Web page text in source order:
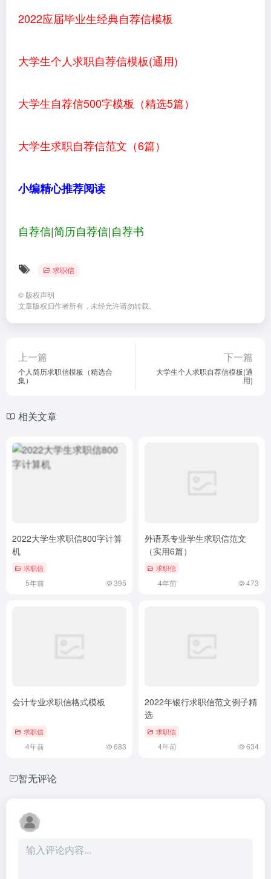
2022应届毕业生经典自荐信模板
大学生个人求职自荐信模板(通用)
大学生自荐信500字模板（精选5篇）
大学生求职自荐信范文（6篇）
小编精心推荐阅读
自荐信|简历自荐信|自荐书
求职信
© 版权声明
文章版权归作者所有，未经允许请勿转载。
上一篇
个人简历求职信模板（精选合
集）
下一篇
大学生个人求职自荐信模板(通
用)
相关文章
2022大学生求职信800字计算
机
求职信
5年前 395
外语系专业学生求职信范文
（实用6篇）
求职信
4年前 473
会计专业求职信格式模板
求职信
4年前 683
2022年银行求职信范文例子精
选
求职信
4年前 634
暂无评论